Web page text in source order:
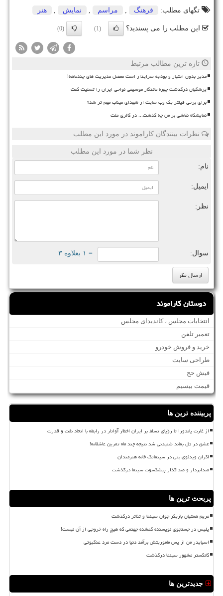
تگهای مطلب:
فرهنگ مراسم نمایش هنر
این مطلب را می پسندید؟ (1)
(0)
تازه ترین مطالب مرتبط
مدیر بدون اختیار و بودجه سرایدار است معضل مدیریت های چندماهه!
پزشکیان درگذشت چهره ماندگار موسیقی نواحی ایران را تسلیت گفت
برای برخی فیلتر یک وب سایت از شهدای میناب مهم تر شد؟
نمایشگاه نقاشی بر من چه گذشت... در گالری ملت
نظرات بینندگان کاراموند در مورد این مطلب
نظر شما در مورد این مطلب
نام:
ایمیل:
نظر:
سوال: = ۱ بعلاوه ۳
دوستان کاراموند
انتخابات مجلس ، کاندیدای مجلس
تعمیر تلفن
خرید و فروش خودرو
طراحی سایت
فیش حج
قیمت بیسیم
پربیننده ترین ها
از غارت پاندورا تا رؤیای تسلط بر ایران اخطار آواتار در رابطه با اتحاد نفت و قدرت
عشق در دل بماند شنیدنی شد نتیجه چند ماه تمرین عاشقانه!
اکران ویدئوی بنی در سینماتک خانه هنرمندان
صدابردار و صداگذار پیشکسوت سینما درگذشت
پربحث ترین ها
مریم همتیان بازیگر جوان سینما و تئاتر درگذشت
پلیس در جستجوی نویسنده گمشده جهنمی که هیچ راه خروجی از آن نیست!
اسپایدر من از پس ماموریتش برآمد دنیا در دست مرد عنکبوتی
گانگستر مشهور سینما درگذشت
جدیدترین ها